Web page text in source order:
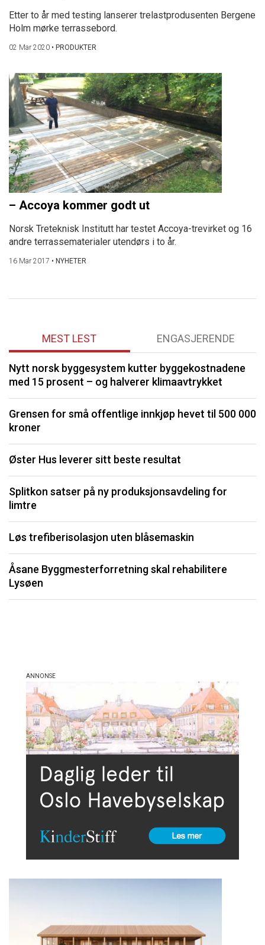
Etter to år med testing lanserer trelastprodusenten Bergene
Holm mørke terrassebord.
02 Mar 2020 • PRODUKTER
– Accoya kommer godt ut
Norsk Treteknisk Institutt har testet Accoya-trevirket og 16
andre terrassematerialer utendørs i to år.
16 Mar 2017 • NYHETER
MEST LEST ENGASJERENDE
Nytt norsk byggesystem kutter byggekostnadene
med 15 prosent – og halverer klimaavtrykket
Grensen for små offentlige innkjøp hevet til 500 000
kroner
Øster Hus leverer sitt beste resultat
Splitkon satser på ny produksjonsavdeling for
limtre
Løs trefiberisolasjon uten blåsemaskin
Åsane Byggmesterforretning skal rehabilitere
Lysøen